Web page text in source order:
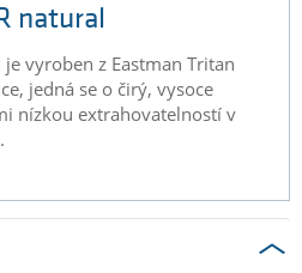
natural
je vyroben z Eastman Tritan
jedná se o čirý, vysoce
nízkou extrahovatelností v